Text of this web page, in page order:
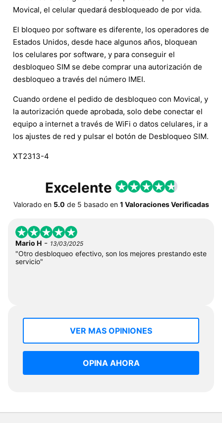
Movical, el celular quedará desbloqueado de por vida.
El bloqueo por software es diferente, los operadores de
Estados Unidos, desde hace algunos años, bloquean
los celulares por software, y para conseguir el
desbloqueo SIM se debe comprar una autorización de
desbloqueo a través del número IMEI.
Cuando ordene el pedido de desbloqueo con Movical, y
la autorización quede aprobada, solo debe conectar el
equipo a internet a través de WiFi o datos celulares, ir a
los ajustes de red y pulsar el botón de Desbloqueo SIM.
XT2313-4
Excelente
Valorado en 5.0 de 5 basado en 1 Valoraciones Verificadas
Mario H - 13/03/2025
"Otro desbloqueo efectivo, son los mejores prestando este
servicio"
VER MAS OPINIONES
OPINA AHORA